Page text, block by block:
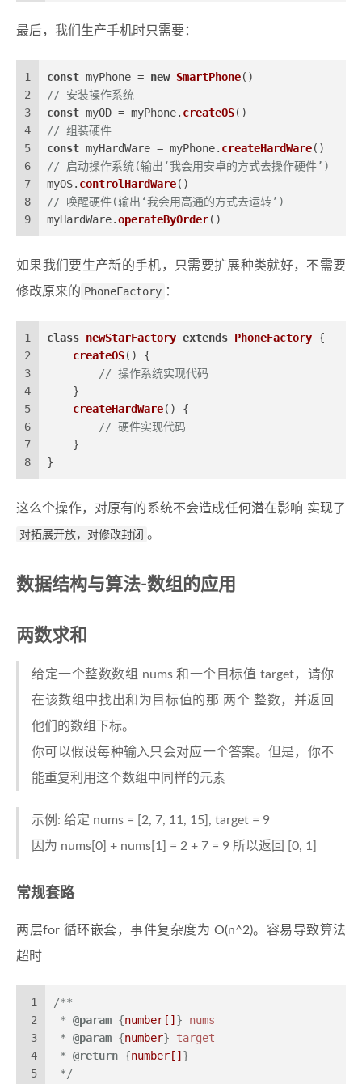
最后，我们生产手机时只需要：
1
2
3
4
5
6
7
8
9
const myPhone = new SmartPhone()
// 安装操作系统
const myOD = myPhone. createOS()
// 组装硬件
const myHardWare = myPhone. createHardWare()
// 启动操作系统(输出‘我会用安卓的方式去操作硬件’)
myOS. controlHardWare()
// 唤醒硬件(输出‘我会用高通的方式去运转’)
myHardWare.operateByOrder()
如果我们要生产新的手机，只需要扩展种类就好，不需要
修改原来的 PhoneFactory ：
1
2
3
4
5
6
7
8
class newStarFactory extends PhoneFactory {
createOS( ) {
// 操作系统实现代码
    }
createHardWare( ) {
// 硬件实现代码
    }
}
这么个操作，对原有的系统不会造成任何潜在影响 实现了
对拓展开放，对修改封闭 。
数据结构与算法-数组的应用
两数求和
给定一个整数数组 nums 和一个目标值 target，请你
在该数组中找出和为目标值的那 两个 整数，并返回
他们的数组下标。
你可以假设每种输入只会对应一个答案。但是，你不
能重复利用这个数组中同样的元素
示例: 给定 nums = [2, 7, 11, 15], target = 9
因为 nums[0] + nums[1] = 2 + 7 = 9 所以返回 [0, 1]
常规套路
两层for 循环嵌套，事件复杂度为 O(n^2)。容易导致算法
超时
1
2
3
4
5
/**
* @param {number[] } nums
* @param {number} target
* @return {number[] }
*/